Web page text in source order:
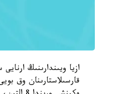
ازيا ويىندارىنىڭ